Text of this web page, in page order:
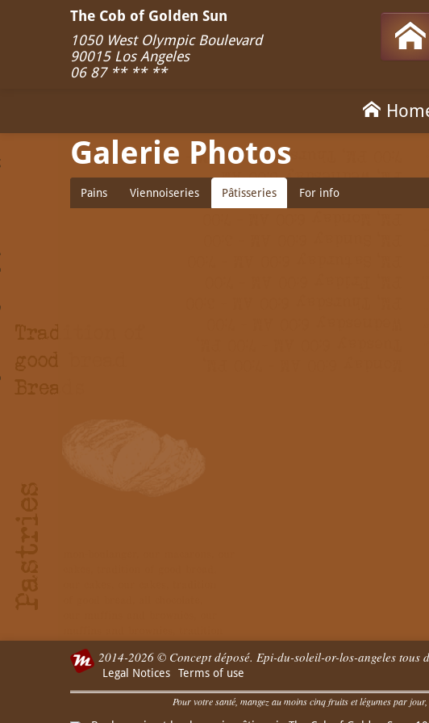
The Cob of Golden Sun
1050 West Olympic Boulevard
90015 Los Angeles
06 87 ** ** **
Galerie Photos
Pains Viennoiseries Pâtisseries For info
2014-2026 © Concept déposé. Epi-du-soleil-or-los-angeles tous
Legal Notices Terms of use
Pour votre santé, mangez au moins cinq fruits et légumes par